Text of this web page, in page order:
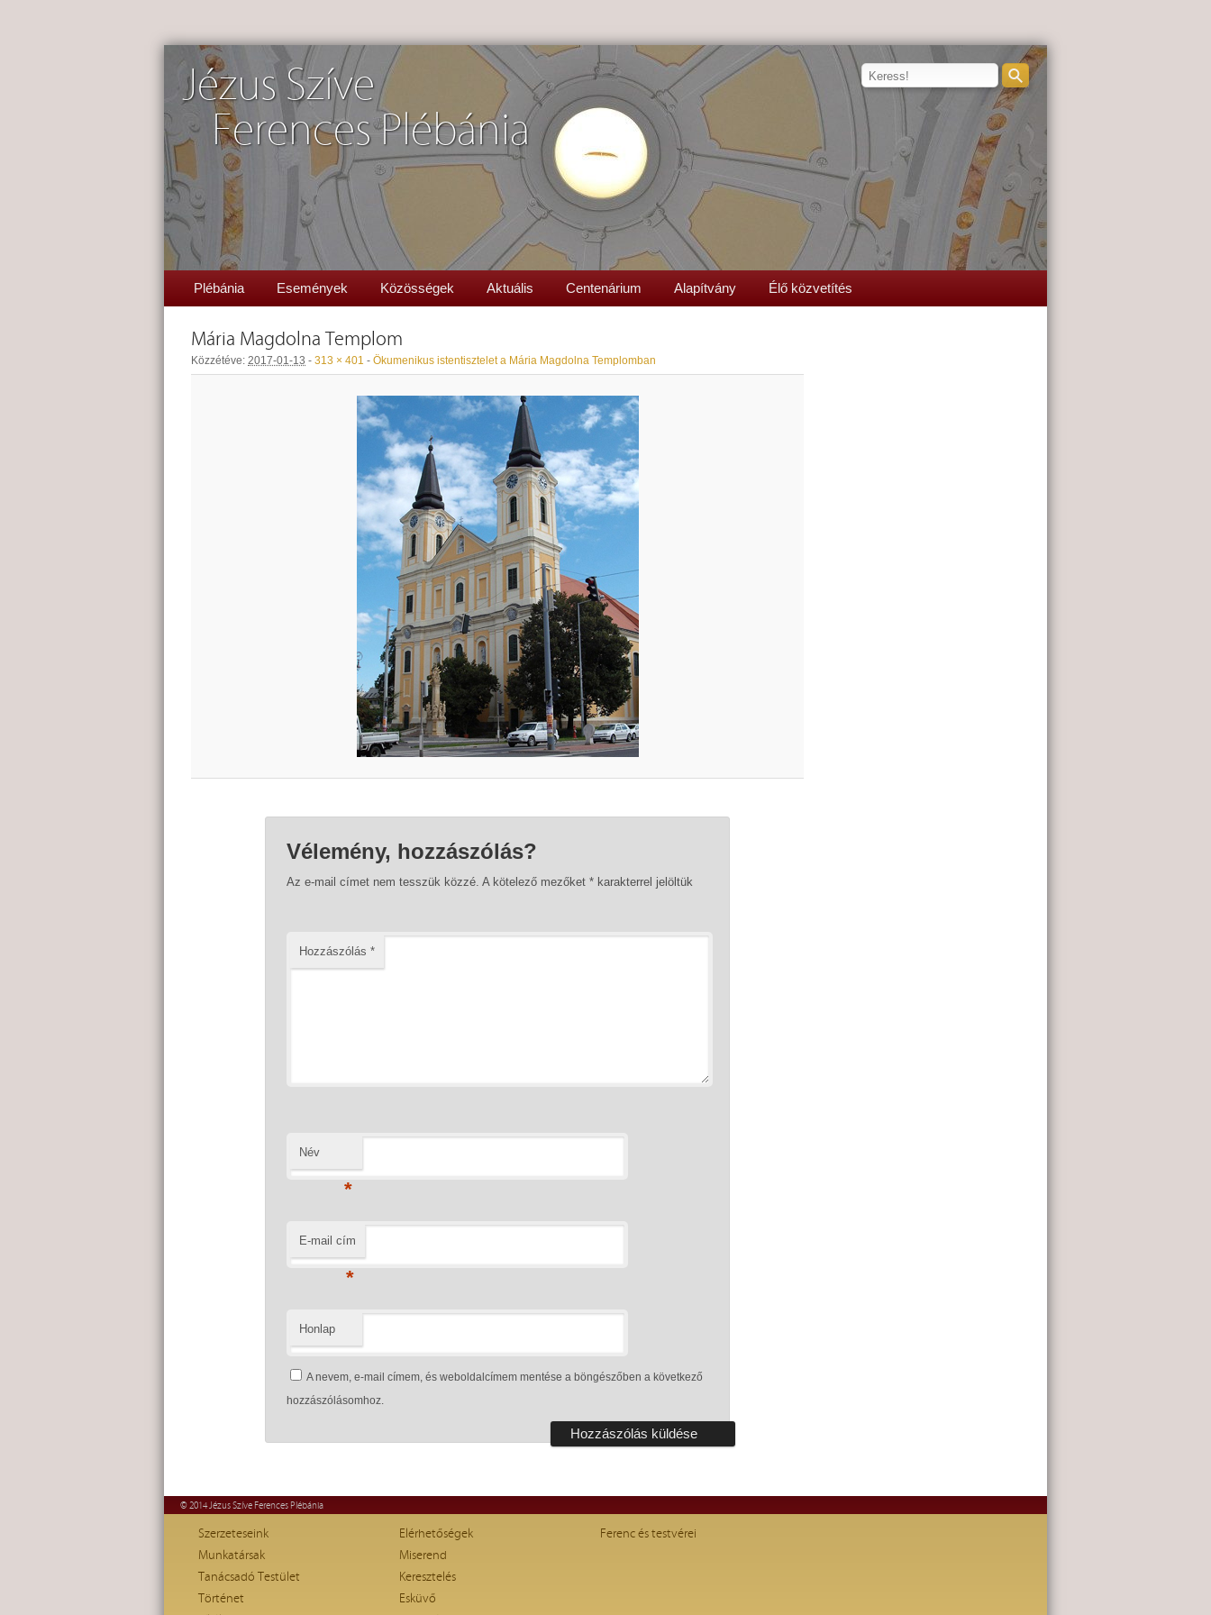
Jézus Szíve
Ferences Plébánia
Plébánia Események Közösségek Aktuális Centenárium Alapítvány Élő közvetítés
Mária Magdolna Templom
Közzétéve: 2017-01-13 - 313 × 401 - Ökumenikus istentisztelet a Mária Magdolna Templomban
Vélemény, hozzászólás?
Az e-mail címet nem tesszük közzé. A kötelező mezőket *karakterrel jelöltük
Hozzászólás *
Név
*
E-mail cím
*
Honlap
A nevem, e-mail címem, és weboldalcímem mentése a böngészőben a következő
hozzászólásomhoz.
© 2014 Jézus Szíve Ferences Plébánia
Szerzeteseink
Munkatársak
Tanácsadó Testület
Történet
Elérhetőségek
Miserend
Keresztelés
Esküvő
Ferenc és testvérei